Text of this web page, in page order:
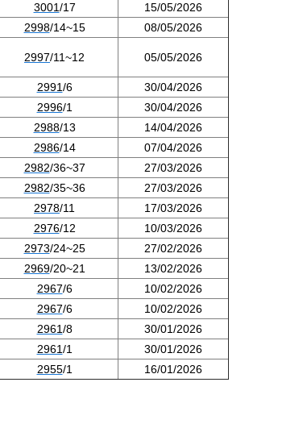
3001/17
15/05/2026
2998/14~15 08/05/2026
2997/11~12 05/05/2026
2991/6
30/04/2026
2996/1
30/04/2026
2988/13
14/04/2026
2986/14
07/04/2026
2982/36~37
27/03/2026
2982/35~36
27/03/2026
2978/11
17/03/2026
2976/12
10/03/2026
2973/24~25
27/02/2026
2969/20~21
13/02/2026
2967/6
10/02/2026
2967/6
10/02/2026
2961/8
30/01/2026
2961/1
30/01/2026
2955/1 16/01/2026